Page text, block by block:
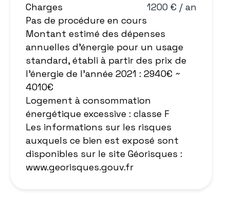
Charges
1200 € / an
Pas de procédure en cours
Montant estimé des dépenses
annuelles d'énergie pour un usage
standard, établi à partir des prix de
l'énergie de l'année 2021 : 2940€ ~
4010€
Logement à consommation
énergétique excessive : classe F
Les informations sur les risques
auxquels ce bien est exposé sont
disponibles sur le site Géorisques :
www.georisques.gouv.fr